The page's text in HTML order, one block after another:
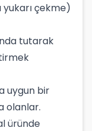
çekme)
tutarak
uygun bir
olanlar.
üründe